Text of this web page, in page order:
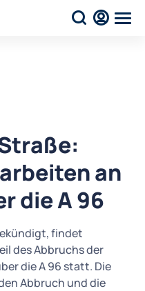
an
die A 96
findet
des Abbruchs der
die A 96 statt. Die
Abbruch und die